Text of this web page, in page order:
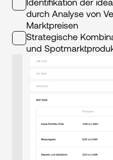
durch Analyse von
Marktpreisen
Strategische
und